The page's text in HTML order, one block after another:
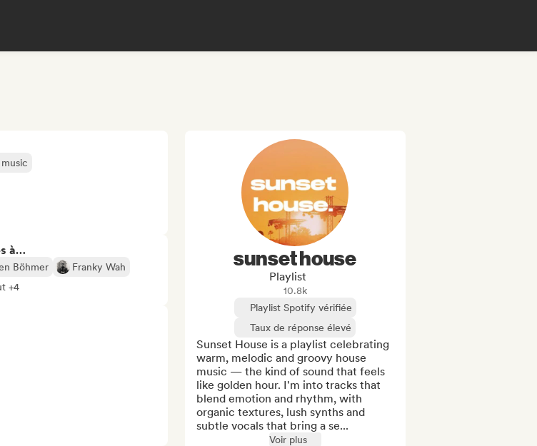
à…
Böhmer
Franky Wah
+4
sunset house
Playlist
10.8k
Playlist Spotify vérifiée
Taux de réponse élevé
Sunset House is a playlist celebrating
warm, melodic and groovy house
music — the kind of sound that feels
like golden hour. I'm into tracks that
blend emotion and rhythm, with
organic textures, lush synths and
subtle vocals that bring a se...
Voir plus